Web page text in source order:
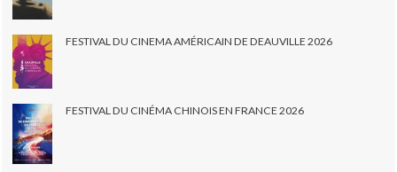
FESTIVAL DU CINEMA AMÉRICAIN DE DEAUVILLE 2026
FESTIVAL DU CINÉMA CHINOIS EN FRANCE 2026